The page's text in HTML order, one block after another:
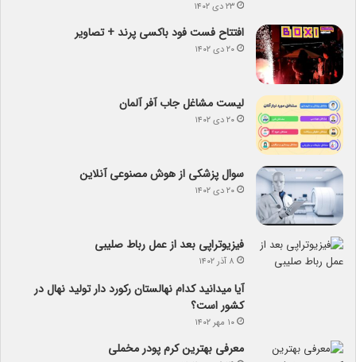
۲۳ دی ۱۴۰۲
افتتاح فست فود باکسی پرند + تصاویر
۲۰ دی ۱۴۰۲
لیست مشاغل جاب آفر آلمان
۲۰ دی ۱۴۰۲
سوال پزشکی از هوش مصنوعی آنلاین
۲۰ دی ۱۴۰۲
فیزیوتراپی بعد از عمل رباط صلیبی
۸ آذر ۱۴۰۲
آیا می­دانید کدام نهالستان رکورد دار تولید نهال­ در
کشور است؟
۱۰ مهر ۱۴۰۲
معرفی بهترین کرم پودر مخملی